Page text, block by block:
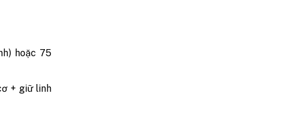
hoặc 75
+ giữ linh